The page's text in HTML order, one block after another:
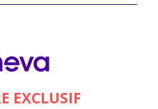
EXCLUSIF